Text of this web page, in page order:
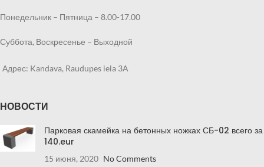
Понедельник – Пятница – 8.00-17.00
Суббота, Воскресенье – Выходной
Адрес: Kandava, Raudupes iela 3A
НОВОСТИ
Парковая скамейка на бетонных ножках СБ-02 всего за
140.eur
15 июня, 2020 No Comments